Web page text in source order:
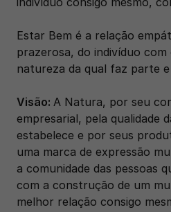
Estar Bem é a relação
prazerosa, do indivíduo
natureza da qual faz parte
Visão: A Natura, por seu
empresarial, pela qualidade
estabelece e por seus
uma marca de expressão
a comunidade das pessoas
com a construção de um
melhor relação consigo